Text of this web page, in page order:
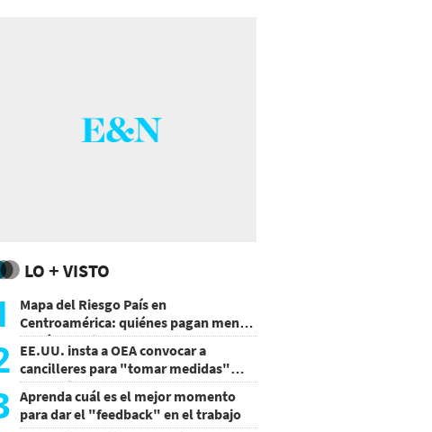
LO + VISTO
Mapa del Riesgo País en
Centroamérica: quiénes pagan menos
y cuáles mejoraron
EE.UU. insta a OEA convocar a
cancilleres para "tomar medidas"
sobre Nicaragua
Aprenda cuál es el mejor momento
para dar el "feedback" en el trabajo